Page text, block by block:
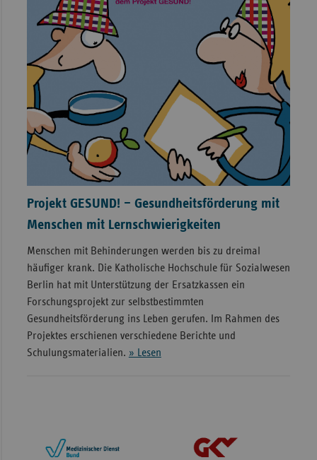
Projekt GESUND! – Gesundheitsförderung mit
Menschen mit Lernschwierigkeiten
Menschen mit Behinderungen werden bis zu dreimal
häufiger krank. Die Katholische Hochschule für Sozialwesen
Berlin hat mit Unterstützung der Ersatzkassen ein
Forschungsprojekt zur selbstbestimmten
Gesundheitsförderung ins Leben gerufen. Im Rahmen des
Projektes erschienen verschiedene Berichte und
Schulungsmaterialien. » Lesen